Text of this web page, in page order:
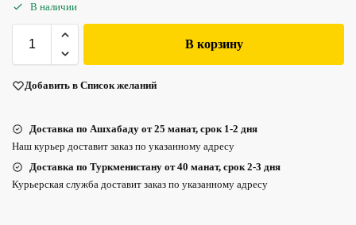
В наличии
В корзину
Добавить в Список желаний
Доставка по Ашхабаду от 25 манат, срок 1-2 дня
Наш курьер доставит заказ по указанному адресу
Доставка по Туркменистану от 40 манат, срок 2-3 дня
Курьерская служба доставит заказ по указанному адресу